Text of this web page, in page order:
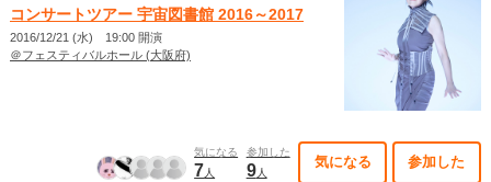
コンサートツアー 宇宙図書館 2016～2017
2016/12/21 (水) 19:00 開演
＠フェスティバルホール (大阪府)
気になる
7人
参加した
9人
気になる 参加した